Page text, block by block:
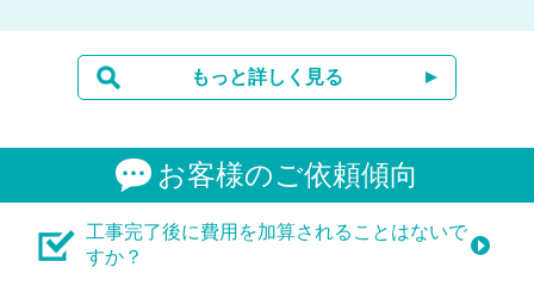
もっと詳しく見る
お客様のご依頼傾向
工事完了後に費用を加算されることはないで
すか？